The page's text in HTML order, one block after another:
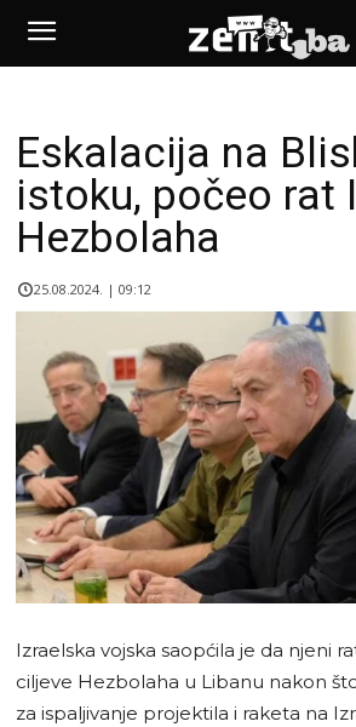
Eskalacija na
istoku, počeo rat
Hezbolaha
25.08.2024. | 09:12
Izraelska vojska saopćila je da njeni
ciljeve Hezbolaha u Libanu nakon
za ispaljivanje projektila i raketa na